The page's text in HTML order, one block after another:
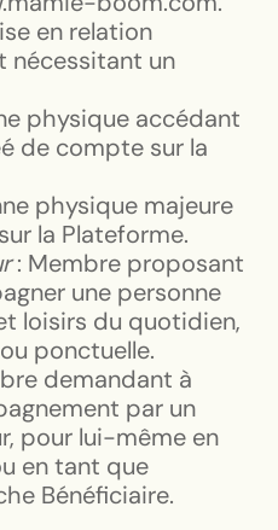
en relation
nécessitant un
physique accédant
de compte sur la
physique majeure
la Plateforme.
: Membre proposant
une personne
loisirs du quotidien,
ponctuelle.
demandant à
par un
pour lui-même en
en tant que
Bénéficiaire.